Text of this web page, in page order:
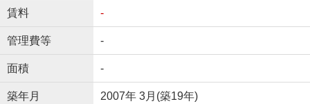
賃料 -
管理費等 -
面積 -
築年月 2007年 3月(築19年)